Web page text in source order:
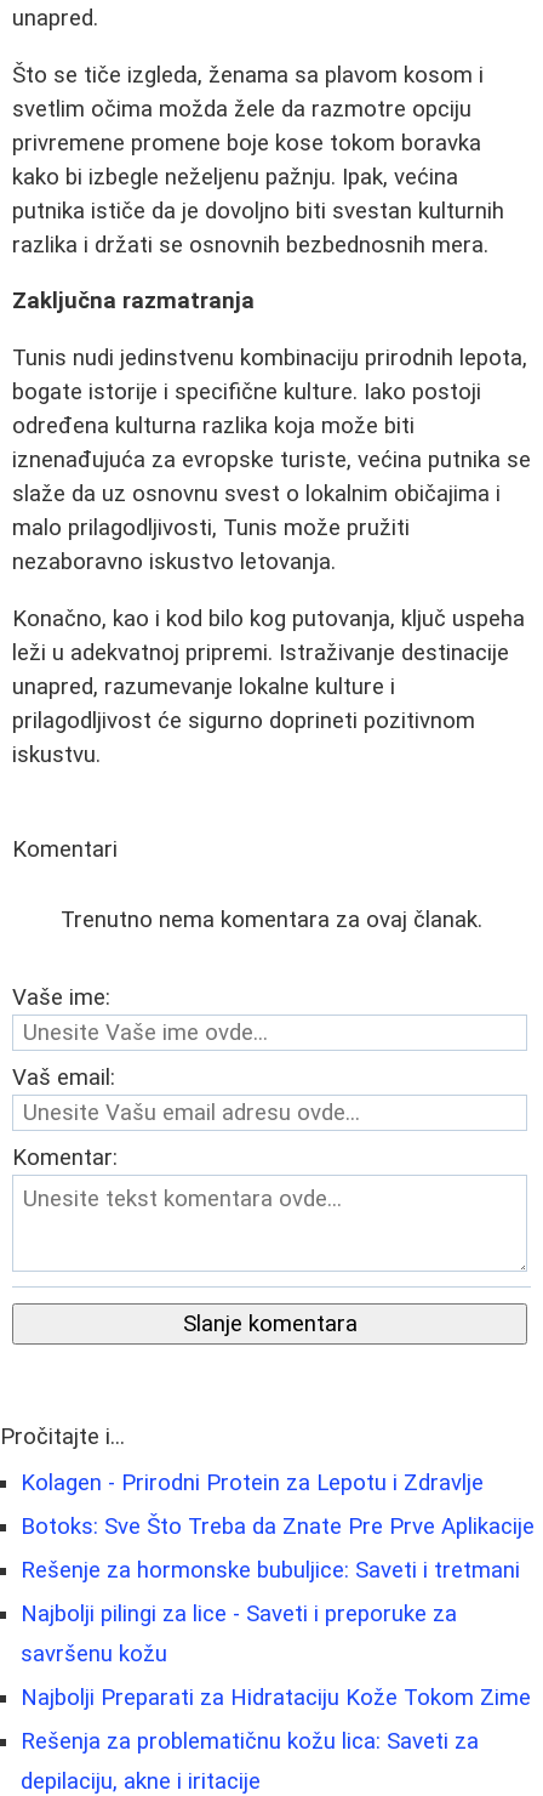
unapred.
Što se tiče izgleda, ženama sa plavom kosom i
svetlim očima možda žele da razmotre opciju
privremene promene boje kose tokom boravka
kako bi izbegle neželjenu pažnju. Ipak, većina
putnika ističe da je dovoljno biti svestan kulturnih
razlika i držati se osnovnih bezbednosnih mera.
Zaključna razmatranja
Tunis nudi jedinstvenu kombinaciju prirodnih lepota,
bogate istorije i specifične kulture. Iako postoji
određena kulturna razlika koja može biti
iznenađujuća za evropske turiste, većina putnika se
slaže da uz osnovnu svest o lokalnim običajima i
malo prilagodljivosti, Tunis može pružiti
nezaboravno iskustvo letovanja.
Konačno, kao i kod bilo kog putovanja, ključ uspeha
leži u adekvatnoj pripremi. Istraživanje destinacije
unapred, razumevanje lokalne kulture i
prilagodljivost će sigurno doprineti pozitivnom
iskustvu.
Komentari
Trenutno nema komentara za ovaj članak.
Vaše ime:
Vaš email:
Komentar:
Slanje komentara
Pročitajte i...
Kolagen - Prirodni Protein za Lepotu i Zdravlje
Botoks: Sve Što Treba da Znate Pre Prve Aplikacije
Rešenje za hormonske bubuljice: Saveti i tretmani
Najbolji pilingi za lice - Saveti i preporuke za
savršenu kožu
Najbolji Preparati za Hidrataciju Kože Tokom Zime
Rešenja za problematičnu kožu lica: Saveti za
depilaciju, akne i iritacije